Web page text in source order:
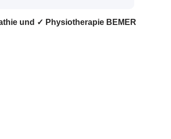
und ✓ Physiotherapie BEMER